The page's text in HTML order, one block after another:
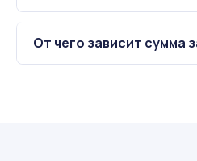
От чего зависит сумма